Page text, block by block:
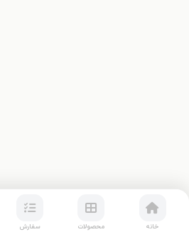
خانه محصولات سفارش